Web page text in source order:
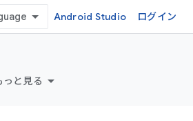
Android Studio ログイン
っと見る